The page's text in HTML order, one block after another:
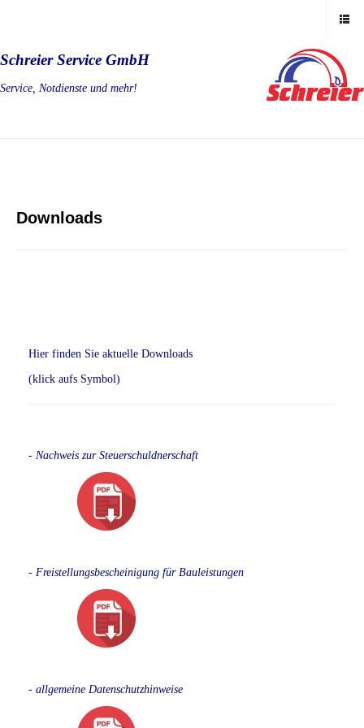
Schreier Service GmbH
Service, Notdienste und mehr!
Downloads
Hier finden Sie aktuelle Downloads
(klick aufs Symbol)
- Nachweis zur Steuerschuldnerschaft
- Freistellungsbescheinigung für Bauleistungen
- allgemeine Datenschutzhinweise